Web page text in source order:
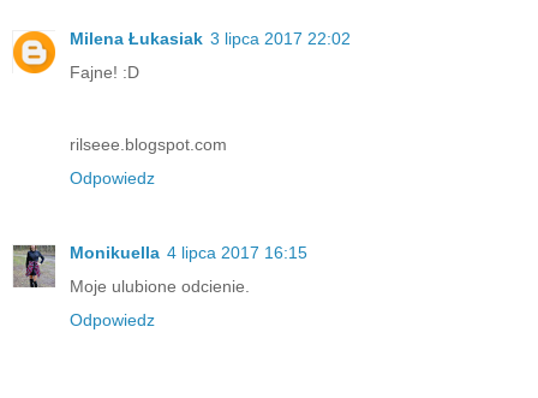
Milena Łukasiak 3 lipca 2017 22:02
Fajne! :D
rilseee.blogspot.com
Odpowiedz
Monikuella 4 lipca 2017 16:15
Moje ulubione odcienie.
Odpowiedz